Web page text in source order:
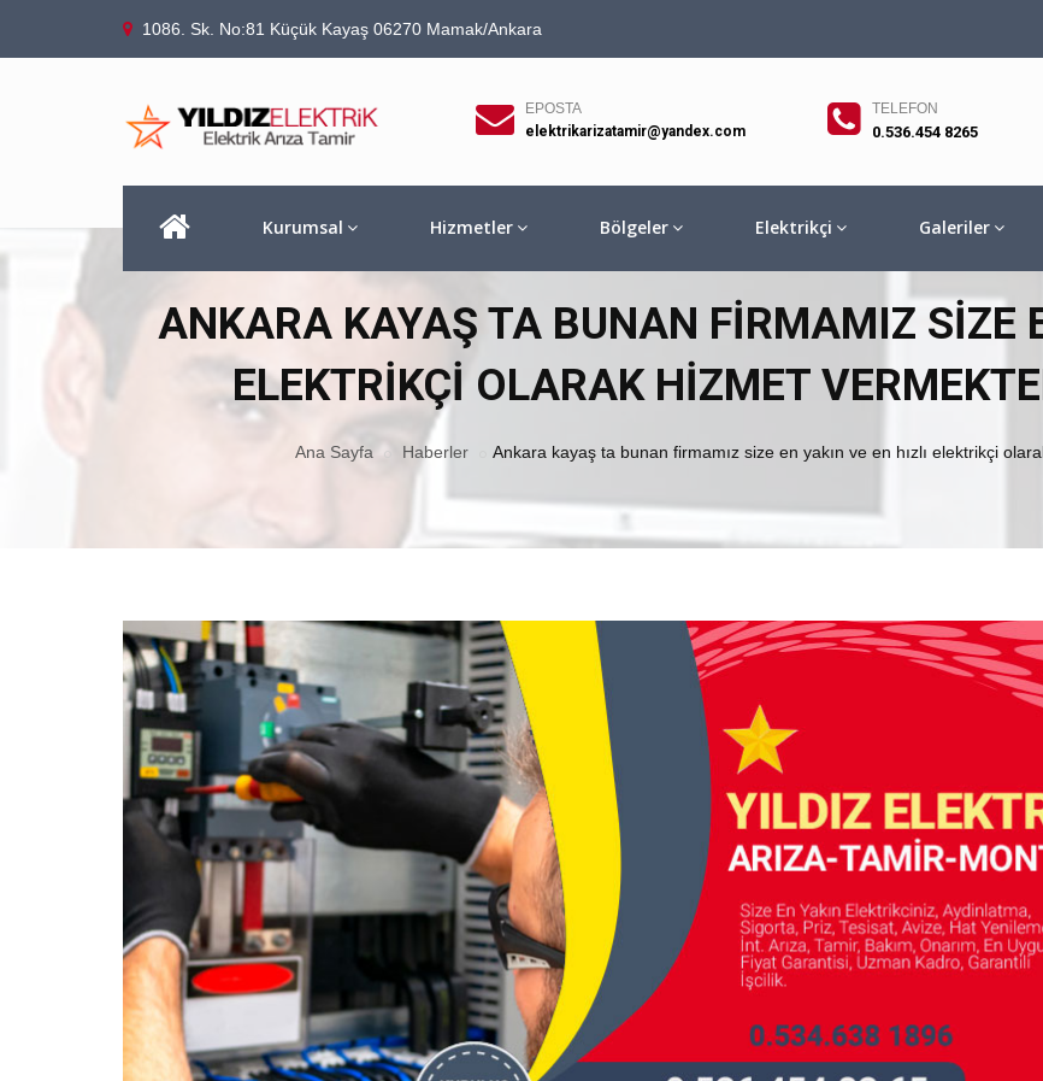
1086. Sk. No:81 Küçük Kayaş 06270 Mamak/Ankara
EPOSTA
elektrikarizatamir@yandex.com
TELEFON
0.536.454 8265
Kurumsal Hizmetler Bölgeler Elektrikçi Galeriler
ANKARA KAYAŞ TA BUNAN FIRMAMIZ SIZE
ELEKTRIKÇI OLARAK HIZMET
Ana Sayfa Haberler Ankara kayaş ta bunan firmamız size en yakın ve en hızlı elektrikçi